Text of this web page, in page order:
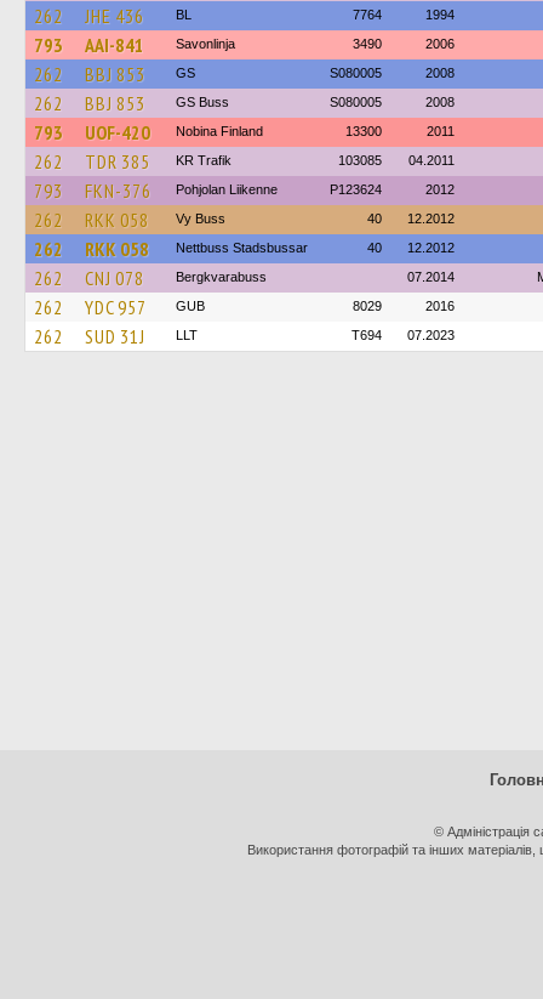
262 JHE 436 BL 7764 1994
793 AAI-841 Savonlinja 3490 2006
262 BBJ 853 GS S080005 2008
262 BBJ 853 GS Buss S080005 2008
793 UOF-420 Nobina Finland 13300 2011
262 TDR 385 KR Trafik 103085 04.2011
793 FKN-376 Pohjolan Liikenne P123624 2012
262 RKK 058 Vy Buss 40 12.2012
262 RKK 058 Nettbuss Stadsbussar 40 12.2012
262 CNJ 078 Bergkvarabuss 07.2014
262 YDC 957 GUB 8029 2016
262 SUD 31J LLT T694 07.2023
© Адміністрація
Використання фотографій та інших матеріалів,